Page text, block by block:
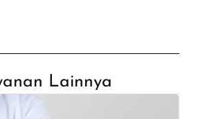
Lainnya